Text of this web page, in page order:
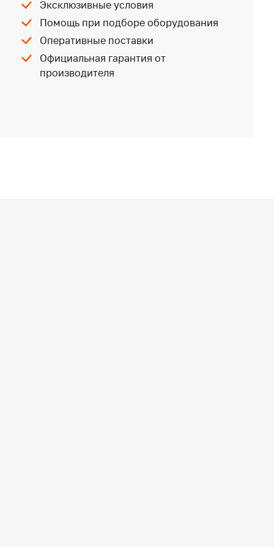
Эксклюзивные условия
Помощь при подборе оборудования
Оперативные поставки
Официальная гарантия от
производителя